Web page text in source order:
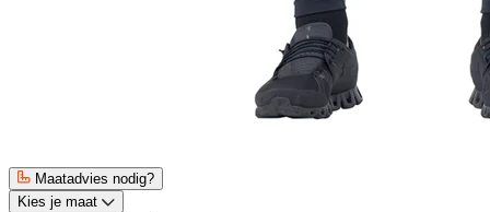
Maatadvies nodig?
Kies je maat